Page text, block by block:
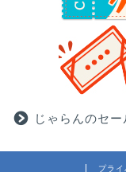
じゃらんのセ
プラ